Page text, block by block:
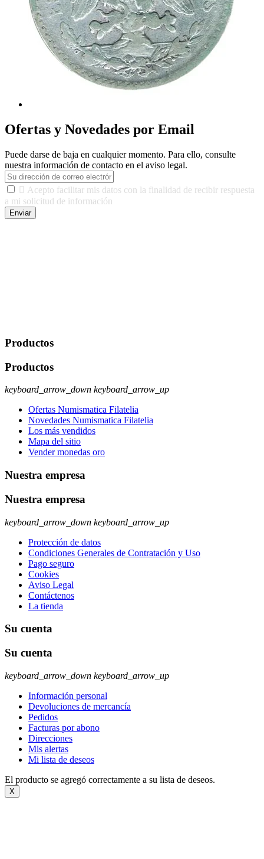
Ofertas y Novedades por Email
Puede darse de baja en cualquier momento. Para ello, consulte
nuestra información de contacto en el aviso legal.
 Acepto facilitar mis datos con la finalidad de recibir respuesta
a mi solicitud de información
Enviar
Productos
Productos
keyboard_arrow_down keyboard_arrow_up
Ofertas Numismatica Filatelia
Novedades Numismatica Filatelia
Los más vendidos
Mapa del sitio
Vender monedas oro
Nuestra empresa
Nuestra empresa
keyboard_arrow_down keyboard_arrow_up
Protección de datos
Condiciones Generales de Contratación y Uso
Pago seguro
Cookies
Aviso Legal
Contáctenos
La tienda
Su cuenta
Su cuenta
keyboard_arrow_down keyboard_arrow_up
Información personal
Devoluciones de mercancía
Pedidos
Facturas por abono
Direcciones
Mis alertas
Mi lista de deseos
El producto se agregó correctamente a su lista de deseos.
X